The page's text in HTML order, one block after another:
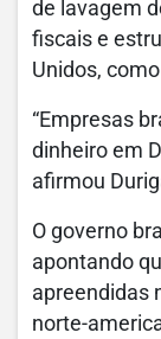
de lavagem
fiscais e
Unidos,
“Empresas
dinheiro em
afirmou
O governo
apontando
apreendidas
norte-